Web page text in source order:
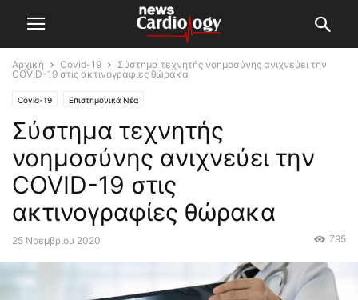
Αρχική Covid-19
Σύστημα τεχνητής νοημοσύνης ανιχνεύει την
COVID-19 στις ακτινογραφίες θώρακα
Covid-19 Επιστημονικά Νέα
Σύστημα τεχνητής
νοημοσύνης ανιχνεύει την
COVID-19 στις
ακτινογραφίες θώρακα
25 Νοεμβρίου 2020 795